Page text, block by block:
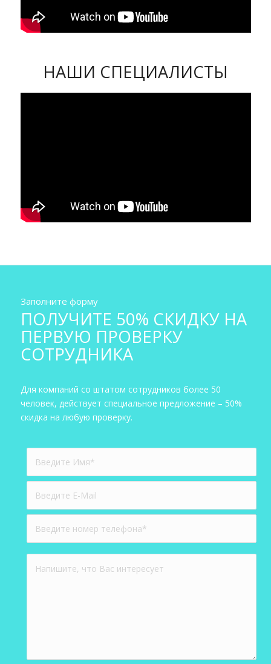
НАШИ СПЕЦИАЛИСТЫ
Заполните форму
ПОЛУЧИТЕ 50% СКИДКУ НА
ПЕРВУЮ ПРОВЕРКУ
СОТРУДНИКА
Для компаний со штатом сотрудников более 50
человек, действует специальное предложение – 50%
скидка на любую проверку.